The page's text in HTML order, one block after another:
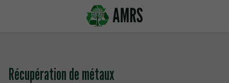
Récupération de métaux